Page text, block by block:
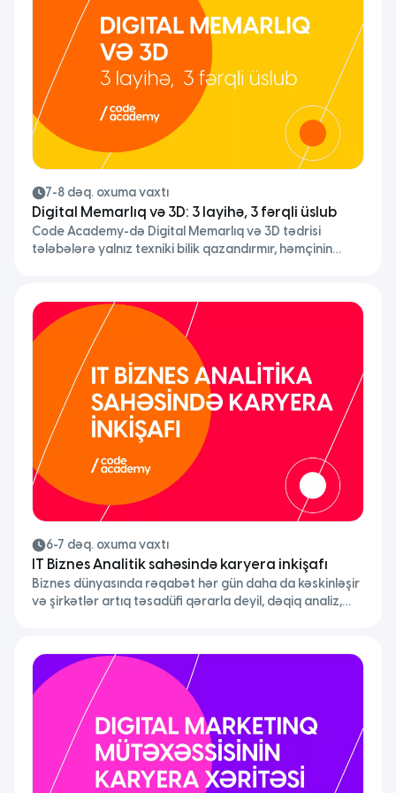
7-8 dəq. oxuma vaxtı
Digital Memarlıq və 3D: 3 layihə, 3 fərqli üslub
Code Academy-də Digital Memarlıq və 3D tədrisi
tələbələrə yalnız texniki bilik qazandırmır, həmçinin
biliklər eyni olasa da, hazırladıqları layihələr hər zaman
bir-birindən fərqlənir.
6-7 dəq. oxuma vaxtı
IT Biznes Analitik sahəsində karyera inkişafı
Biznes dünyasında rəqabət hər gün daha da kəskinləşir
və şirkətlər artıq təsadüfi qərarla deyil, dəqiq analiz,
biznes analitika bu gün şirkətlərin ən kritik yönlərindən
birinə çevrilib. Bir çox CEO (Chief Executive Officer)
qeyd edir ki, uğurlu biznesin əsasında intuisiya yox,
analitik […]